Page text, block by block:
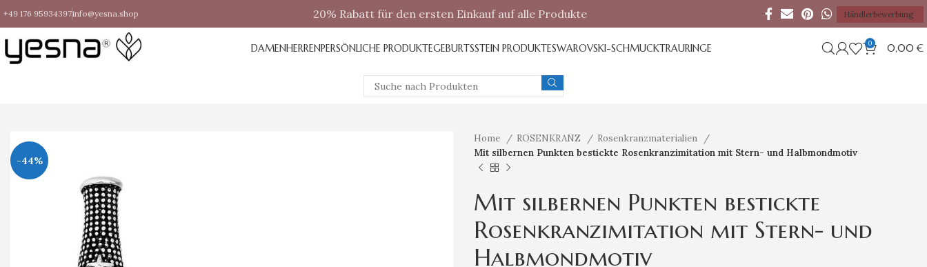
+49 176 95934397info@yesna.shop 20% Rabatt für den ersten Einkauf auf alle Produkte Händlerbewerbung
DAMENHERRENPERSÖNLICHE PRODUKTEGEBURTSSTEIN PRODUKTESWAROVSKI-SCHMUCKTRAURINGE 0 0,00 €
-44%
Home ROSENKRANZ
Rosenkranzmaterialien
Mit silbernen Punkten bestickte Rosenkranzimitation mit Stern- und Halbmondmotiv
Mit silbernen Punkten bestickte
Rosenkranzimitation mit Stern- und
Halbmondmotiv